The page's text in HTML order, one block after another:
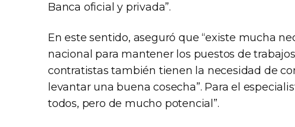
Banca oficial y privada”.
En este sentido, aseguró que “existe mucha
nacional para mantener los puestos de
contratistas también tienen la necesidad de
levantar una buena cosecha”. Para el
todos, pero de mucho potencial”.